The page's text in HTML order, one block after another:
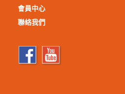
會員中心
聯絡我們